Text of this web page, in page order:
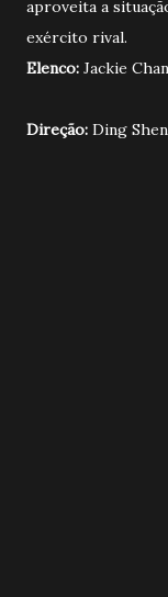
aproveita a
exército rival.
Elenco: Jackie
Direção: Ding